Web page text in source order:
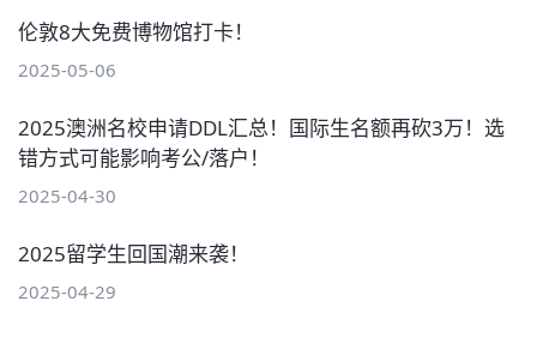
伦敦8大免费博物馆打卡！
2025-05-06
2025澳洲名校申请DDL汇总！国际生名额再砍3万！选
错方式可能影响考公/落户！
2025-04-30
2025留学生回国潮来袭！
2025-04-29